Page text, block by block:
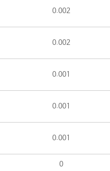
0.002
0.002
0.001
0.001
0.001
0